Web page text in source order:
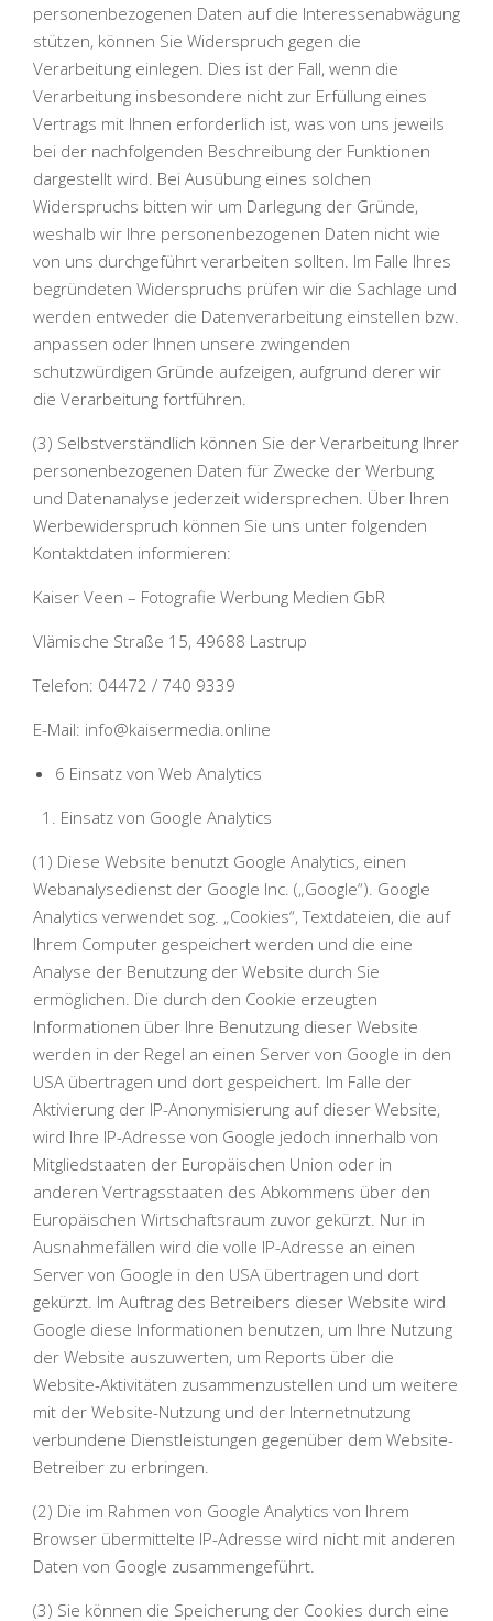
personenbezogenen Daten auf die Interessenabwägung
stützen, können Sie Widerspruch gegen die
Verarbeitung einlegen. Dies ist der Fall, wenn die
Verarbeitung insbesondere nicht zur Erfüllung eines
Vertrags mit Ihnen erforderlich ist, was von uns jeweils
bei der nachfolgenden Beschreibung der Funktionen
dargestellt wird. Bei Ausübung eines solchen
Widerspruchs bitten wir um Darlegung der Gründe,
weshalb wir Ihre personenbezogenen Daten nicht wie
von uns durchgeführt verarbeiten sollten. Im Falle Ihres
begründeten Widerspruchs prüfen wir die Sachlage und
werden entweder die Datenverarbeitung einstellen bzw.
anpassen oder Ihnen unsere zwingenden
schutzwürdigen Gründe aufzeigen, aufgrund derer wir
die Verarbeitung fortführen.
(3) Selbstverständlich können Sie der Verarbeitung Ihrer
personenbezogenen Daten für Zwecke der Werbung
und Datenanalyse jederzeit widersprechen. Über Ihren
Werbewiderspruch können Sie uns unter folgenden
Kontaktdaten informieren:
Kaiser Veen – Fotografie Werbung Medien GbR
Vlämische Straße 15, 49688 Lastrup
Telefon: 04472 / 740 9339
E-Mail: info@kaisermedia.online
6 Einsatz von Web Analytics
Einsatz von Google Analytics
(1) Diese Website benutzt Google Analytics, einen
Webanalysedienst der Google Inc. („Google“). Google
Analytics verwendet sog. „Cookies“, Textdateien, die auf
Ihrem Computer gespeichert werden und die eine
Analyse der Benutzung der Website durch Sie
ermöglichen. Die durch den Cookie erzeugten
Informationen über Ihre Benutzung dieser Website
werden in der Regel an einen Server von Google in den
USA übertragen und dort gespeichert. Im Falle der
Aktivierung der IP-Anonymisierung auf dieser Website,
wird Ihre IP-Adresse von Google jedoch innerhalb von
Mitgliedstaaten der Europäischen Union oder in
anderen Vertragsstaaten des Abkommens über den
Europäischen Wirtschaftsraum zuvor gekürzt. Nur in
Ausnahmefällen wird die volle IP-Adresse an einen
Server von Google in den USA übertragen und dort
gekürzt. Im Auftrag des Betreibers dieser Website wird
Google diese Informationen benutzen, um Ihre Nutzung
der Website auszuwerten, um Reports über die
Website-Aktivitäten zusammenzustellen und um weitere
mit der Website-Nutzung und der Internetnutzung
verbundene Dienstleistungen gegenüber dem Website-
Betreiber zu erbringen.
(2) Die im Rahmen von Google Analytics von Ihrem
Browser übermittelte IP-Adresse wird nicht mit anderen
Daten von Google zusammengeführt.
(3) Sie können die Speicherung der Cookies durch eine